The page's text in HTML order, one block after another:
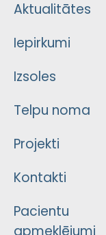
Aktualitātes
Iepirkumi
Izsoles
Telpu noma
Projekti
Kontakti
Pacientu
apmeklējumi